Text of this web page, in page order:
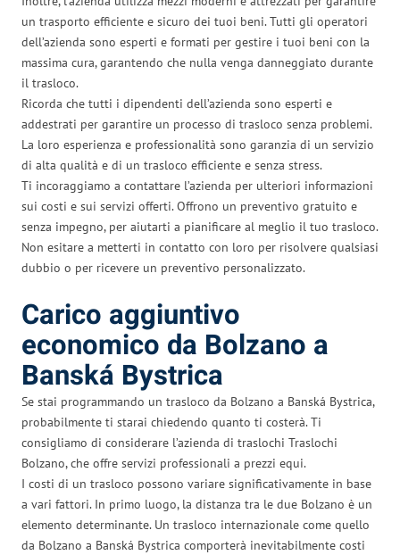
un trasporto efficiente e sicuro dei tuoi beni. Tutti gli operatori
dell’azienda sono esperti e formati per gestire i tuoi beni con la
massima cura, garantendo che nulla venga danneggiato durante
il trasloco.
Ricorda che tutti i dipendenti dell’azienda sono esperti e
addestrati per garantire un processo di trasloco senza problemi.
La loro esperienza e professionalità sono garanzia di un servizio
di alta qualità e di un trasloco efficiente e senza stress.
Ti incoraggiamo a contattare l’azienda per ulteriori informazioni
sui costi e sui servizi offerti. Offrono un preventivo gratuito e
senza impegno, per aiutarti a pianificare al meglio il tuo trasloco.
Non esitare a metterti in contatto con loro per risolvere qualsiasi
dubbio o per ricevere un preventivo personalizzato.
Carico aggiuntivo
economico da Bolzano a
Banská Bystrica
Se stai programmando un trasloco da Bolzano a Banská Bystrica,
probabilmente ti starai chiedendo quanto ti costerà. Ti
consigliamo di considerare l’azienda di traslochi Traslochi
Bolzano, che offre servizi professionali a prezzi equi.
I costi di un trasloco possono variare significativamente in base
a vari fattori. In primo luogo, la distanza tra le due Bolzano è un
elemento determinante. Un trasloco internazionale come quello
da Bolzano a Banská Bystrica comporterà inevitabilmente costi